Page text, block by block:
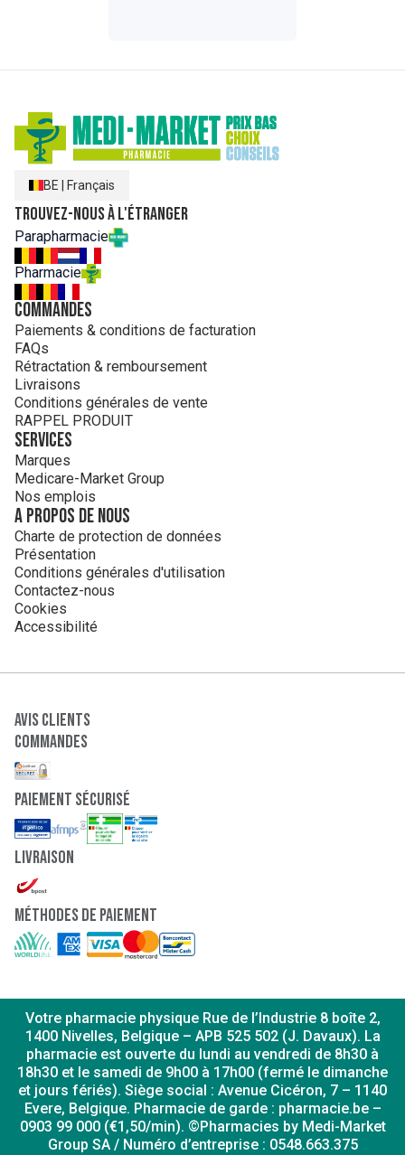
BE Français
Trouvez-nous à l'étranger
Parapharmacie
Pharmacie
Commandes
Paiements & conditions de facturation
FAQs
Rétractation & remboursement
Livraisons
Conditions générales de vente
RAPPEL PRODUIT
Services
Marques
Medicare-Market Group
Nos emplois
A propos de nous
Charte de protection de données
Présentation
Conditions générales d'utilisation
Contactez-nous
Cookies
Accessibilité
Avis clients
Commandes
paiement sécurisé
Livraison
Méthodes de paiement
Votre pharmacie physique Rue de l’Industrie 8 boîte 2,
1400 Nivelles, Belgique – APB 525 502 (J. Davaux). La
pharmacie est ouverte du lundi au vendredi de 8h30 à
18h30 et le samedi de 9h00 à 17h00 (fermé le dimanche
et jours fériés). Siège social : Avenue Cicéron, 7 – 1140
Evere, Belgique. Pharmacie de garde : pharmacie.be –
0903 99 000 (€1,50/min). ©Pharmacies by Medi-Market
Group SA / Numéro d’entreprise : 0548.663.375